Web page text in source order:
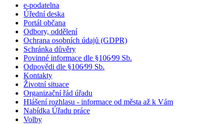
e-podatelna
Úřední deska
Portál občana
Odbory, oddělení
Ochrana osobních údajů (GDPR)
Schránka důvěry
Povinné informace dle §106⁄99 Sb.
Odpovědi dle §106⁄99 Sb.
Kontakty
Životní situace
Organizační řád úřadu
Hlášení rozhlasu - informace od města až k Vám
Nabídka Úřadu práce
Volby